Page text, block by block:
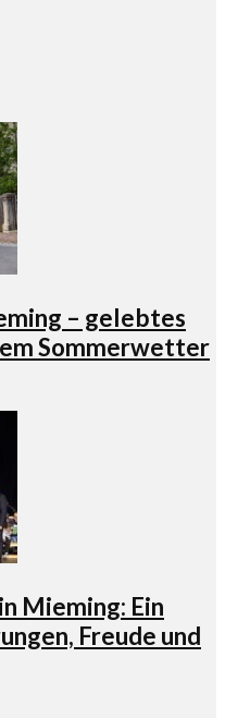
– gelebtes
Sommerwetter
Mieming: Ein
Freude und